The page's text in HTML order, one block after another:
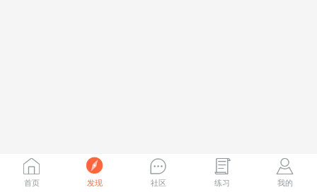
首页 发现 社区 练习 我的